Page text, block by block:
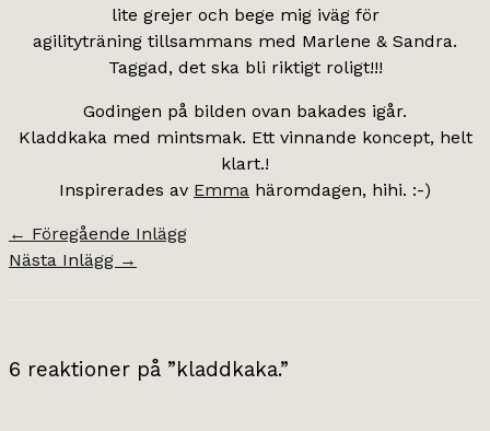
lite grejer och bege mig iväg för
agilityträning tillsammans med Marlene & Sandra.
Taggad, det ska bli riktigt roligt!!!
Godingen på bilden ovan bakades igår.
Kladdkaka med mintsmak. Ett vinnande koncept, helt
klart.!
Inspirerades av Emma häromdagen, hihi. :-)
← Föregående Inlägg
Nästa Inlägg →
6 reaktioner på ”kladdkaka.”